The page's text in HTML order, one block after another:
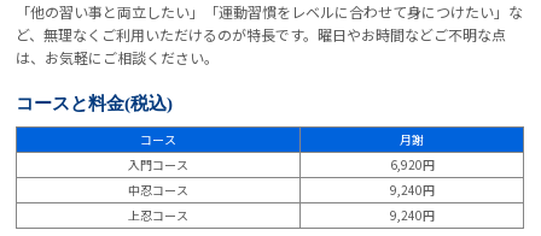
「他の習い事と両立したい」「運動習慣をレベルに合わせて身につけたい」な
ど、無理なくご利用いただけるのが特長です。曜日やお時間などご不明な点
は、お気軽にご相談ください。
コースと料金(税込)
コース
月謝
入門コース
6,920円
中忍コース
9,240円
上忍コース
9,240円